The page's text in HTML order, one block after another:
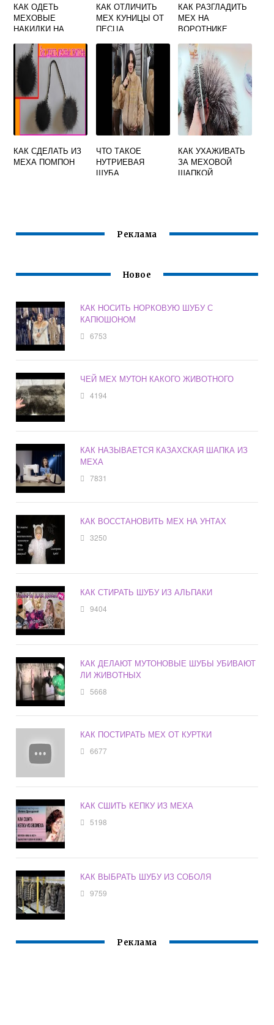
КАК ОДЕТЬ
МЕХОВЫЕ
НАКИДКИ НА
АВТОМОБИЛЯ
КАК ОТЛИЧИТЬ
МЕХ КУНИЦЫ ОТ
ПЕСЦА
КАК РАЗГЛАДИТЬ
МЕХ НА
ВОРОТНИКЕ
КАК СДЕЛАТЬ ИЗ
МЕХА ПОМПОН
ЧТО ТАКОЕ
НУТРИЕВАЯ
ШУБА
КАК УХАЖИВАТЬ
ЗА МЕХОВОЙ
ШАПКОЙ
Реклама
Новое
КАК НОСИТЬ НОРКОВУЮ ШУБУ С
КАПЮШОНОМ
6753
ЧЕЙ МЕХ МУТОН КАКОГО ЖИВОТНОГО
4194
КАК НАЗЫВАЕТСЯ КАЗАХСКАЯ ШАПКА ИЗ
МЕХА
7831
КАК ВОССТАНОВИТЬ МЕХ НА УНТАХ
3250
КАК СТИРАТЬ ШУБУ ИЗ АЛЬПАКИ
9404
КАК ДЕЛАЮТ МУТОНОВЫЕ ШУБЫ УБИВАЮТ
ЛИ ЖИВОТНЫХ
5668
КАК ПОСТИРАТЬ МЕХ ОТ КУРТКИ
6677
КАК СШИТЬ КЕПКУ ИЗ МЕХА
5198
КАК ВЫБРАТЬ ШУБУ ИЗ СОБОЛЯ
9759
Реклама